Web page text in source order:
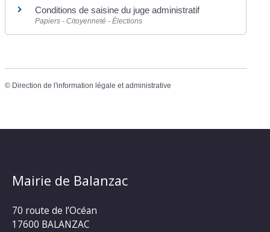
Conditions de saisine du juge administratif
Papiers - Citoyenneté - Élections
© Direction de l'information légale et administrative
Mairie de Balanzac
70 route de l’Océan
17600 BALANZAC